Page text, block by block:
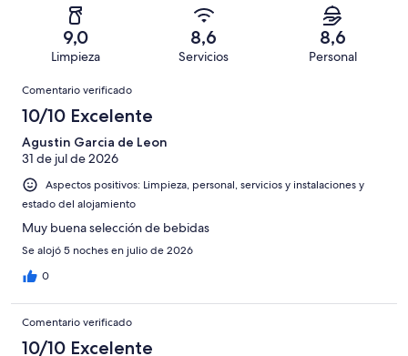
puntuación
puntuación
puntuación
Normal
una
puntuación
Mediocre
1270
una
puntuación
de
Horrible
9,0
Limpieza
8,6
Servicios
8,6
Personal
Comentarios
Comentario verificado
10/10 Excelente
Agustin Garcia de Leon
31 de jul de 2026
Aspectos positivos: Limpieza, personal, servicios y instalaciones y
estado del alojamiento
Muy buena selección de bebidas
Se alojó 5 noches en julio de 2026
0
Comentario verificado
10/10 Excelente